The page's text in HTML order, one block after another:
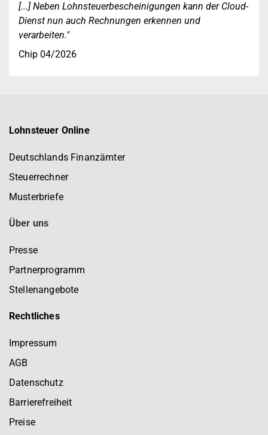
[...] Neben Lohnsteuerbescheinigungen kann der Cloud-
Dienst nun auch Rechnungen erkennen und
verarbeiten."
Chip 04/2026
Lohnsteuer Online
Deutschlands Finanzämter
Steuerrechner
Musterbriefe
Über uns
Presse
Partnerprogramm
Stellenangebote
Rechtliches
Impressum
AGB
Datenschutz
Barrierefreiheit
Preise